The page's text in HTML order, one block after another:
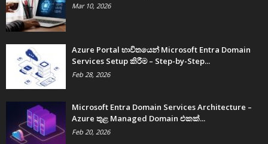
Mar 10, 2026
Azure Portal භාවිතයෙන් Microsoft Entra Domain
Services Setup කිරීම – Step-by-Step...
Feb 28, 2026
Microsoft Entra Domain Services Architecture –
Azure තුළ Managed Domain එකක්...
Feb 20, 2026